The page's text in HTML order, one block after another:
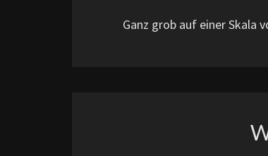
Ganz grob auf einer Skala